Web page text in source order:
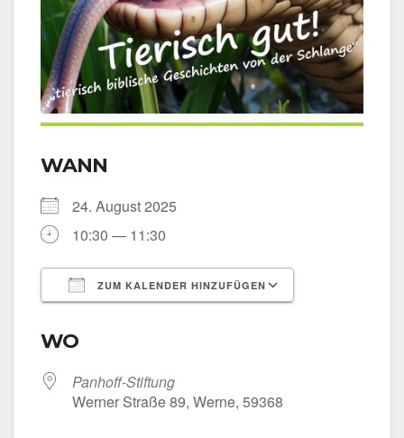
WANN
24. August 2025
10:30 — 11:30
ZUM KALENDER HINZUFÜGEN
WO
Panhoff-Stiftung
Wer­ner Stra­ße 89, Wer­ne, 59368